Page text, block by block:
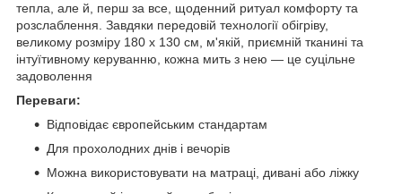
тепла, але й, перш за все, щоденний ритуал комфорту та
розслаблення. Завдяки передовій технології обігріву,
великому розміру 180 x 130 см, м'якій, приємній тканині та
інтуїтивному керуванню, кожна мить з нею — це суцільне
задоволення
Переваги:
Відповідає європейським стандартам
Для прохолодних днів і вечорів
Можна використовувати на матраці, дивані або ліжку